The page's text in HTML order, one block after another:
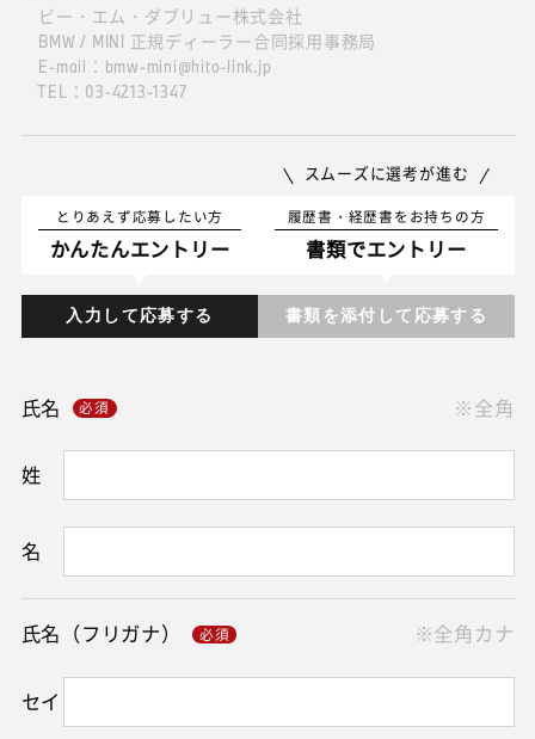
ビー・エム・ダブリュー株式会社
BMW / MINI 正規ディーラー合同採用事務局
E-mail：bmw-mini@hito-link.jp
TEL：03-4213-1347
とりあえず応募したい方
かんたんエントリー
入力して応募する
スムーズに選考が進む
履歴書・経歴書をお持ちの方
書類でエントリー
書類を添付して応募する
氏名
姓
名
※全角
氏名（フリガナ）
セイ
※全角カナ